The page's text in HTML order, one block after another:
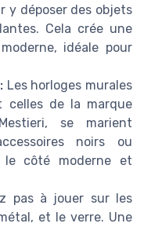
y déposer des objets
Cela crée une
idéale pour
Les horloges murales
celles de la marque
se marient
noirs ou
le côté moderne et
pas à jouer sur les
et le verre. Une